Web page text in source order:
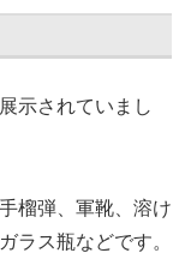
示されていまし
榴弾、軍靴、溶け
ラス瓶などです。